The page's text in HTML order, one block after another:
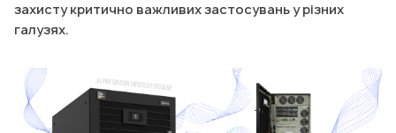
захисту критично важливих застосувань у різних
галузях.